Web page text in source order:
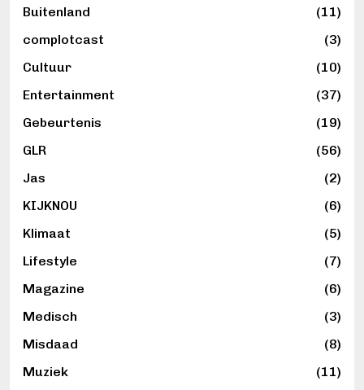
Buitenland
(11)
complotcast
(3)
Cultuur
(10)
Entertainment
(37)
Gebeurtenis
(19)
GLR
(56)
Jas
(2)
KIJKNOU
(6)
Klimaat
(5)
Lifestyle
(7)
Magazine
(6)
Medisch
(3)
Misdaad
(8)
Muziek
(11)